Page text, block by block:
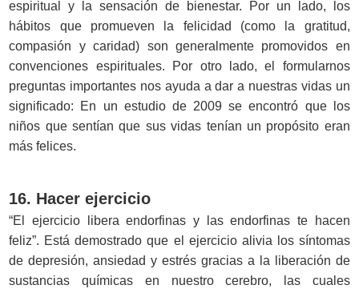
espiritual y la sensación de bienestar. Por un lado, los
hábitos que promueven la felicidad (como la gratitud,
compasión y caridad) son generalmente promovidos en
convenciones espirituales. Por otro lado, el formularnos
preguntas importantes nos ayuda a dar a nuestras vidas un
significado: En un estudio de 2009 se encontró que los
niños que sentían que sus vidas tenían un propósito eran
más felices.
16. Hacer ejercicio
“El ejercicio libera endorfinas y las endorfinas te hacen
feliz”. Está demostrado que el ejercicio alivia los síntomas
de depresión, ansiedad y estrés gracias a la liberación de
sustancias químicas en nuestro cerebro, las cuales